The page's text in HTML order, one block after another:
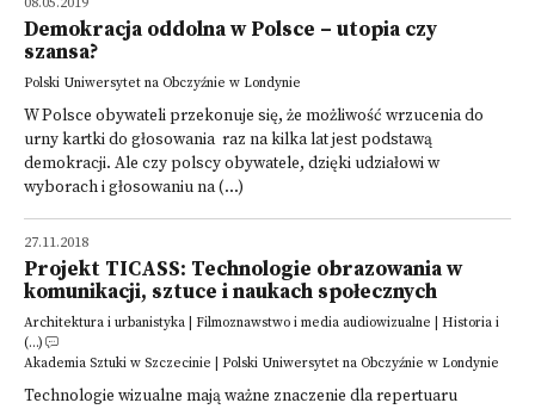
Demokracja oddolna w Polsce – utopia czy
szansa?
Polski Uniwersytet na Obczyźnie w Londynie
W Polsce obywateli przekonuje się, że możliwość wrzucenia do
urny kartki do głosowania raz na kilka lat jest podstawą
demokracji. Ale czy polscy obywatele, dzięki udziałowi w
wyborach i głosowaniu na (...)
27.11.2018
Projekt TICASS: Technologie obrazowania w
komunikacji, sztuce i naukach społecznych
Architektura i urbanistyka | Filmoznawstwo i media audiowizualne | Historia i
(...)
Akademia Sztuki w Szczecinie | Polski Uniwersytet na Obczyźnie w Londynie
Technologie wizualne mają ważne znaczenie dla repertuaru